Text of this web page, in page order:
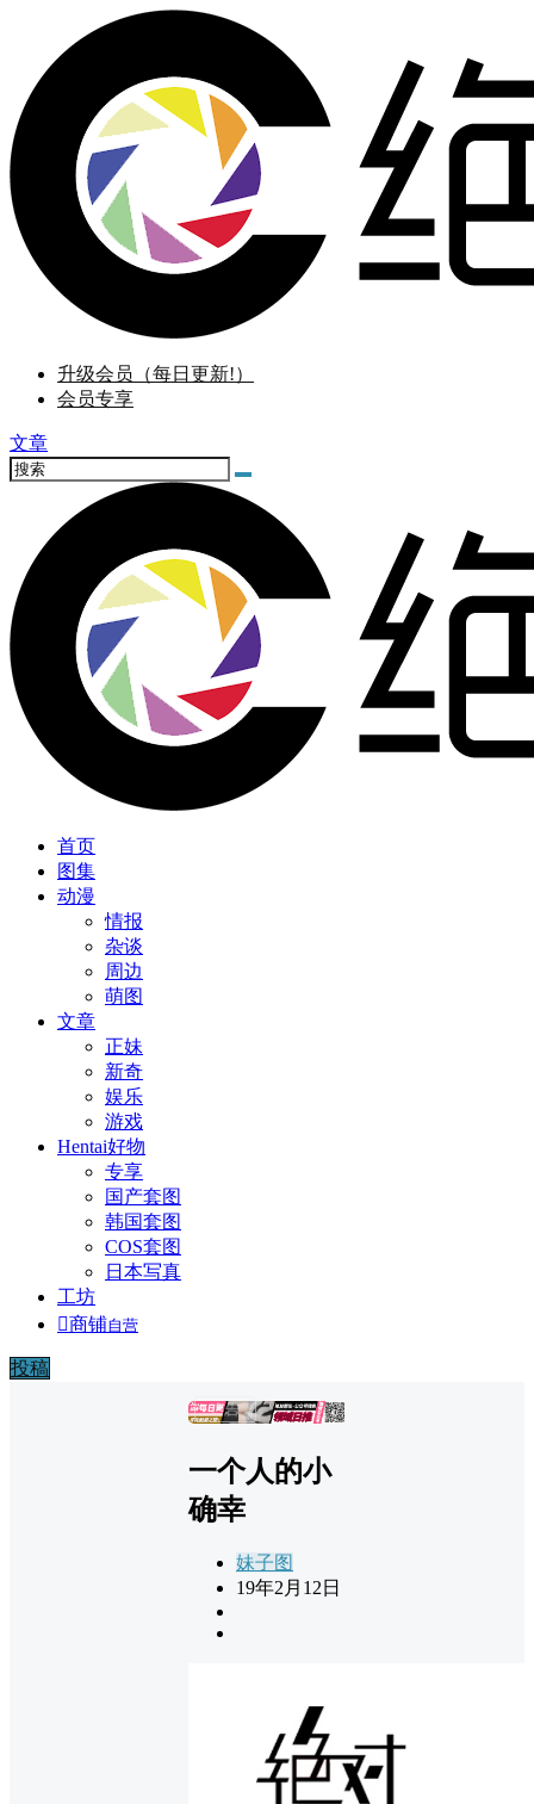
升级会员（每日更新!）
会员专享
文章
首页
图集
动漫
情报
杂谈
周边
萌图
文章
正妹
新奇
娱乐
游戏
Hentai好物
专享
国产套图
韩国套图
COS套图
日本写真
工坊
商铺自营
投稿
广告
一个人的小
确幸
妹子图
19年2月12日